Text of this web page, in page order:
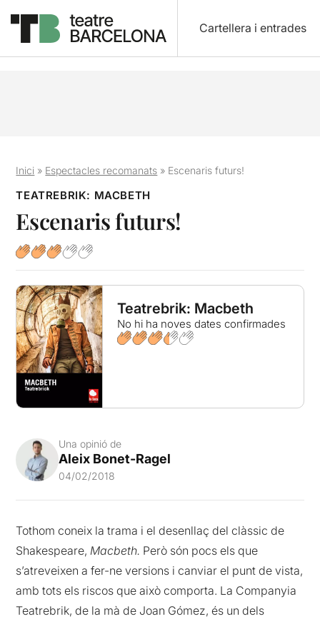
Cartellera i entrades
Inici » Espectacles recomanats » Escenaris futurs!
TEATREBRIK: MACBETH
Escenaris futurs!
Teatrebrik: Macbeth
No hi ha noves dates confirmades
Una opinió de
Aleix Bonet-Ragel
04/02/2018
Tothom coneix la trama i el desenllaç del clàssic de
Shakespeare,Macbeth. Però són pocs els que
s’atreveixen a fer-ne versions i canviar el punt de vista,
amb tots els riscos que això comporta. La Companyia
Teatrebrik, de la mà de Joan Gómez, és un dels